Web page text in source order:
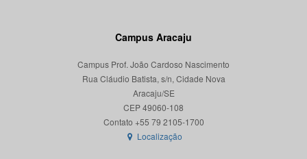
Campus Aracaju
Campus Prof. João Cardoso Nascimento
Rua Cláudio Batista, s/n, Cidade Nova
Aracaju/SE
CEP 49060-108
Localização